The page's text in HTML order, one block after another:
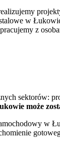
w
z
sektorów:
może
w